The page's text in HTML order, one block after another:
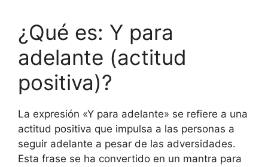
¿Qué es: Y para
adelante (actitud
positiva)?
La expresión «Y para adelante» se refiere a una
actitud positiva que impulsa a las personas a
seguir adelante a pesar de las adversidades.
Esta frase se ha convertido en un mantra para